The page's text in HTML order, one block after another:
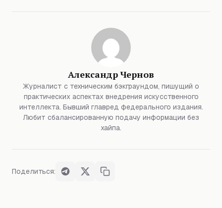
Александр Чернов
Журналист с техническим бэкграундом, пишущий о
практических аспектах внедрения искусственного
интеллекта. Бывший главред федерального издания.
Любит сбалансированную подачу информации без
хайпа.
Поделиться: